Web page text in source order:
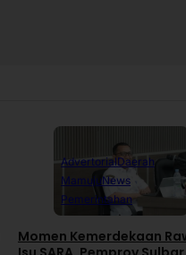
AdvertorialDaerah
MamujuNews
Pemerintahan
Momen Kemerdekaan